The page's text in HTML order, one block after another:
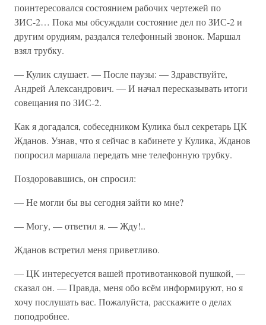
поинтересовался состоянием рабочих чертежей по
ЗИС-2… Пока мы обсуждали состояние дел по ЗИС-2 и
другим орудиям, раздался телефонный звонок. Маршал
взял трубку.
— Кулик слушает. — После паузы: — Здравствуйте,
Андрей Александрович. — И начал пересказывать итоги
совещания по ЗИС-2.
Как я догадался, собеседником Кулика был секретарь ЦК
Жданов. Узнав, что я сейчас в кабинете у Кулика, Жданов
попросил маршала передать мне телефонную трубку.
Поздоровавшись, он спросил:
— Не могли бы вы сегодня зайти ко мне?
— Могу, — ответил я. — Жду!..
Жданов встретил меня приветливо.
— ЦК интересуется вашей противотанковой пушкой, —
сказал он. — Правда, меня обо всём информируют, но я
хочу послушать вас. Пожалуйста, расскажите о делах
поподробнее.